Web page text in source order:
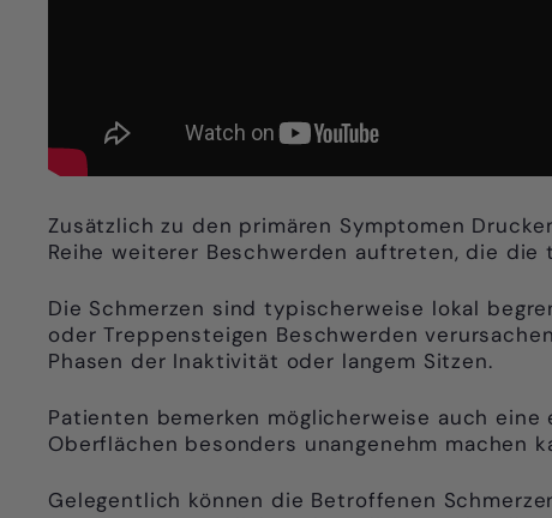
Zusätzlich zu den primären Symptomen
Reihe weiterer Beschwerden auftreten, die
Die Schmerzen sind typischerweise lokal
oder Treppensteigen Beschwerden
Phasen der Inaktivität oder langem Sitzen.
Patienten bemerken möglicherweise auch
Oberflächen besonders unangenehm machen
Gelegentlich können die Betroffenen